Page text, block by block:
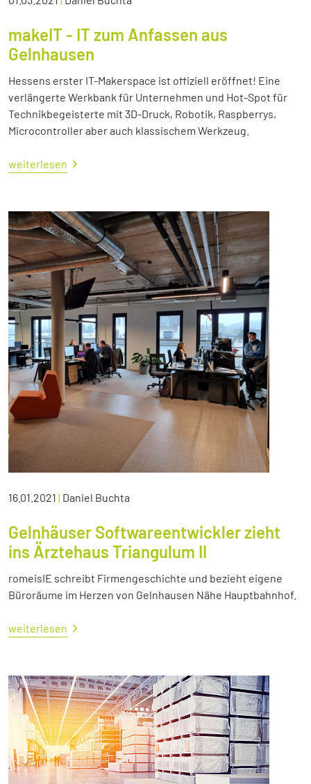
makeIT - IT zum Anfassen aus
Gelnhausen
Hessens erster IT-Makerspace ist offiziell eröffnet! Eine
verlängerte Werkbank für Unternehmen und Hot-Spot für
Technikbegeisterte mit 3D-Druck, Robotik, Raspberrys,
Microcontroller aber auch klassischem Werkzeug.
weiterlesen
16.01.2021 | Daniel Buchta
Gelnhäuser Softwareentwickler zieht
ins Ärztehaus Triangulum II
romeisIE schreibt Firmengeschichte und bezieht eigene
Büroräume im Herzen von Gelnhausen Nähe Hauptbahnhof.
weiterlesen